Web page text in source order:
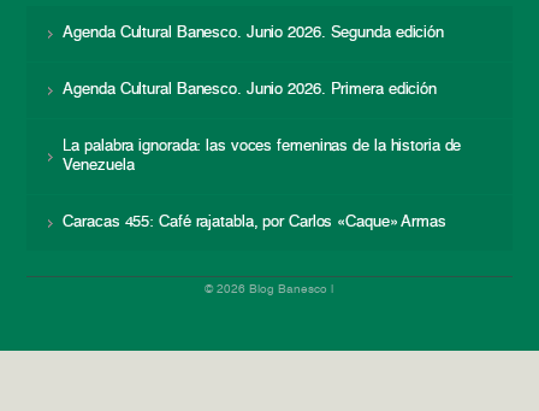
Agenda Cultural Banesco. Junio 2026. Segunda edición
Agenda Cultural Banesco. Junio 2026. Primera edición
La palabra ignorada: las voces femeninas de la historia de
Venezuela
Caracas 455: Café rajatabla, por Carlos «Caque» Armas
© 2026 Blog Banesco |